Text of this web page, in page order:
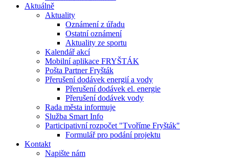
Aktuálně
Aktuality
Oznámení z úřadu
Ostatní oznámení
Aktuality ze sportu
Kalendář akcí
Mobilní aplikace FRYŠTÁK
Pošta Partner Fryšták
Přerušení dodávek energií a vody
Přerušení dodávek el. energie
Přerušení dodávek vody
Rada města informuje
Služba Smart Info
Participativní rozpočet "Tvoříme Fryšták"
Formulář pro podání projektu
Kontakt
Napište nám